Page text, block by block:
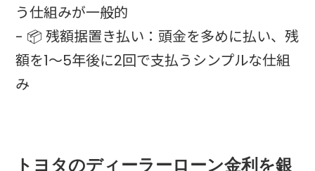
う仕組みが一般的
- 📦 残額据置き払い：頭金を多めに払い、残
額を1〜5年後に2回で支払うシンプルな仕組
み
トヨタのディーラーローン金利を銀